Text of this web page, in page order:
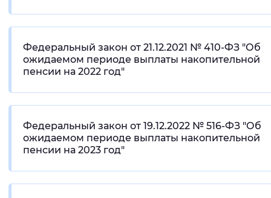
Федеральный закон от 21.12.2021 № 410-ФЗ "Об
ожидаемом периоде выплаты накопительной
пенсии на 2022 год"
Федеральный закон от 19.12.2022 № 516-ФЗ "Об
ожидаемом периоде выплаты накопительной
пенсии на 2023 год"